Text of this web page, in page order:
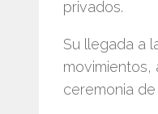
privados.
Su llegada a
movimientos,
ceremonia